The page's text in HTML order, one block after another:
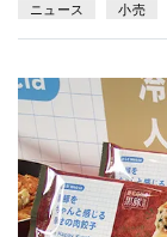
ニュース 小売